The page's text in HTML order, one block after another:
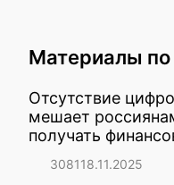
Материалы по
Отсутствие
мешает
получать
308118.11.2025